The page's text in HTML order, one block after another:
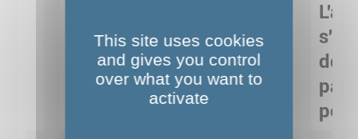
Musée de Préhistoire de
Nemours : apprendre
autrement grâce à la
de
This site uses cookies
and gives you control
over what you want to
activate